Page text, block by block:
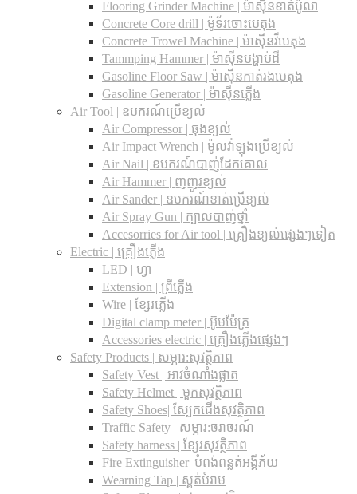
Flooring Grinder Machine | ម៉ាស៊ីនខាត់ប៉ូលា
Concrete Core drill | ម៉ូទ័រចោះបេតុង
Concrete Trowel Machine | ម៉ាស៊ីនវីបេតុង
Tammping Hammer | ម៉ាស៊ីនបង្ហាប់ដី
Gasoline Floor Saw | ម៉ាស៊ីនកាត់រងបេតុង
Gasoline Generator | ម៉ាស៊ីនភ្លើង
Air Tool | ឧបករណ៍ប្រើខ្យល់
Air Compressor | ធុងខ្យល់
Air Impact Wrench | ម៉ូលវ៉ាឡុងប្រើខ្យល់
Air Nail | ឧបករណ៍បាញ់ដែកគោល
Air Hammer | ញញួរខ្យល់
Air Sander | ឧបករណ៍ខាត់ប្រើខ្យល់
Air Spray Gun | ក្បាលបាញ់ថ្នាំ
Accesorries for Air tool | គ្រឿងខ្យល់ផ្សេងៗទៀត
Electric | គ្រឿងភ្លើង
LED | ហ្វា
Extension | ព្រីភ្លើង
Wire | ខ្សែរភ្លើង
Digital clamp meter | អ៊ូមម៉ែត្រ
Accessories electric | គ្រឿងភ្លើងផ្សេងៗ
Safety Products | សម្ភារ:សុវត្ថិភាព
Safety Vest | អាវចំណាំងផ្លាត
Safety Helmet | មួកសុវត្ថិភាព
Safety Shoes| ស្បែកជើងសុវត្ថិភាព
Traffic Safety​ | សម្ភារ:ចរាចរណ៍
Safety harness | ខ្សែរសុវត្ថិភាព
Fire Extinguisher| បំពង់ពន្លត់អង្គីភ័យ
Wearning Tap | ស្គត់បំរាម